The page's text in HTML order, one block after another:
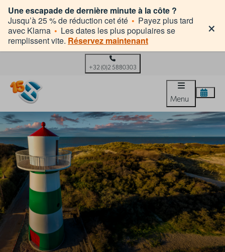
Une escapade de dernière minute à la côte ?
Jusqu’à 25 % de réduction cet été • Payez plus tard
avec Klarna • Les dates les plus populaires se
remplissent vite. Réservez maintenant
×
+32 (0)2 5880303
Menu